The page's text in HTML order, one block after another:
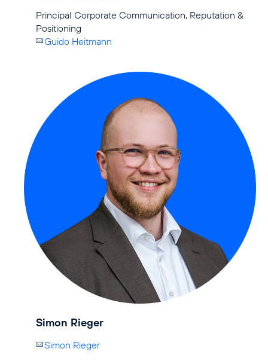
Principal Corporate Communication, Reputation &
Guido Heitmann
Simon Rieger
Simon Rieger